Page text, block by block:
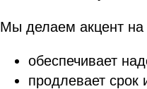
Мы делаем акцент на
обеспечивает
продлевает срок